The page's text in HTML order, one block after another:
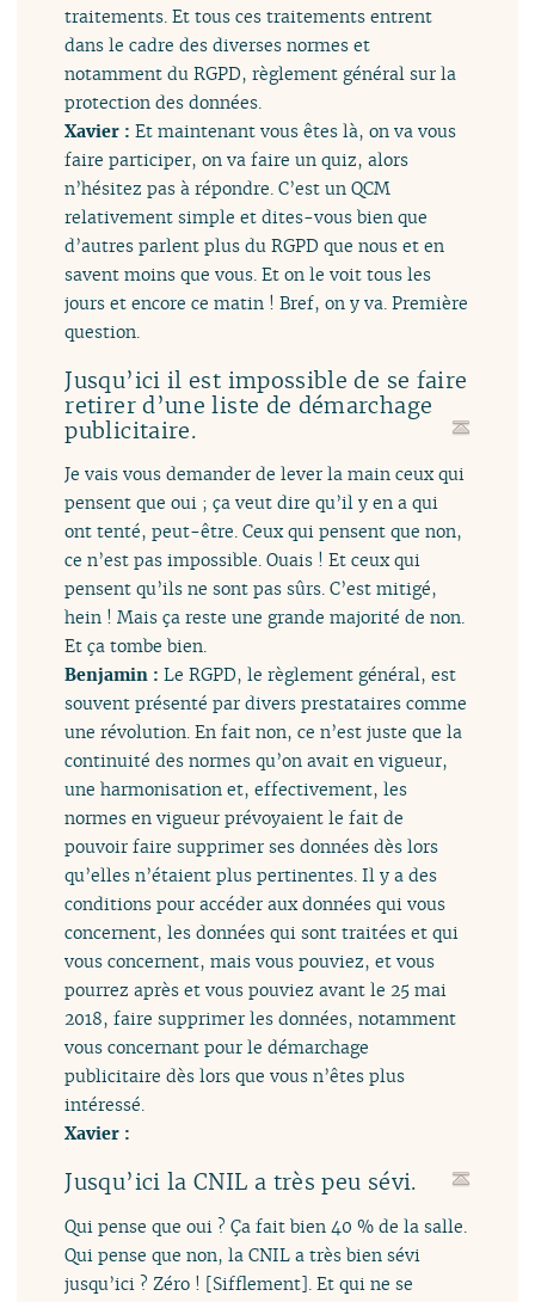
traitements. Et tous ces traitements entrent
dans le cadre des diverses normes et
notamment du RGPD, règlement général sur la
protection des données.
Xavier :Et maintenant vous êtes là, on va vous
faire participer, on va faire un quiz, alors
n’hésitez pas à répondre. C’est un QCM
relativement simple et dites-vous bien que
d’autres parlent plus du RGPD que nous et en
savent moins que vous. Et on le voit tous les
jours et encore ce matin ! Bref, on y va. Première
question.
Jusqu’ici il est impossible de se faire
retirer d’une liste de démarchage
publicitaire.
Je vais vous demander de lever la main ceux qui
pensent que oui ; ça veut dire qu’il y en a qui
ont tenté, peut-être. Ceux qui pensent que non,
ce n’est pas impossible. Ouais ! Et ceux qui
pensent qu’ils ne sont pas sûrs. C’est mitigé,
hein ! Mais ça reste une grande majorité de non.
Et ça tombe bien.
Benjamin :Le RGPD, le règlement général, est
souvent présenté par divers prestataires comme
une révolution. En fait non, ce n’est juste que la
continuité des normes qu’on avait en vigueur,
une harmonisation et, effectivement, les
normes en vigueur prévoyaient le fait de
pouvoir faire supprimer ses données dès lors
qu’elles n’étaient plus pertinentes. Il y a des
conditions pour accéder aux données qui vous
concernent, les données qui sont traitées et qui
vous concernent, mais vous pouviez, et vous
pourrez après et vous pouviez avant le 25 mai
2018, faire supprimer les données, notamment
vous concernant pour le démarchage
publicitaire dès lors que vous n’êtes plus
intéressé.
Xavier :
Jusqu’ici la CNIL a très peu sévi.
Qui pense que oui ? Ça fait bien 40 % de la salle.
Qui pense que non, la CNIL a très bien sévi
jusqu’ici ? Zéro ! [Sifflement]. Et qui ne se